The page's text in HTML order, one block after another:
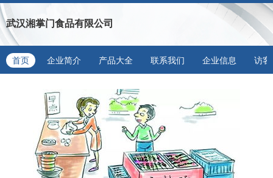
武汉湘掌门食品有限公司
首页 企业简介 产品大全 联系我们 企业信息 访客